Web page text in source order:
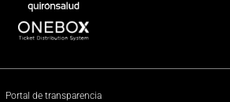
Portal de transparencia